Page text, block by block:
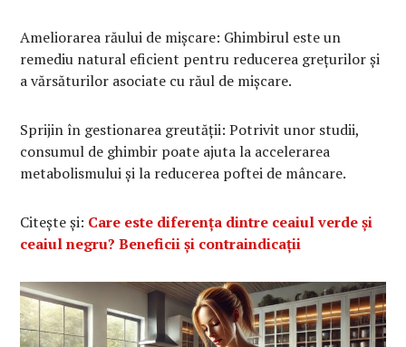
Ameliorarea răului de mișcare: Ghimbirul este un
remediu natural eficient pentru reducerea grețurilor și
a vărsăturilor asociate cu răul de mișcare.
Sprijin în gestionarea greutății: Potrivit unor studii,
consumul de ghimbir poate ajuta la accelerarea
metabolismului și la reducerea poftei de mâncare.
Citește și: Care este diferența dintre ceaiul verde și
ceaiul negru? Beneficii și contraindicații